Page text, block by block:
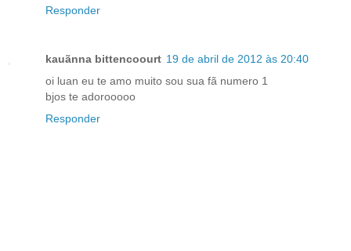
Responder
kauãnna bittencoourt 19 de abril de 2012 às 20:40
oi luan eu te amo muito sou sua fã numero 1
bjos te adorooooo
Responder